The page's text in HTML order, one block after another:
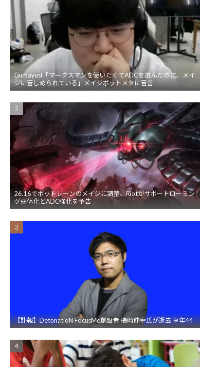
Gumayusi「マークスマンを使いたくてADCを選んだのに、メイ
ジに苦しめられている」メイジボットメタに苦言
26.16でボットレーンのメイジに調整、Riotがサポートローミン
グ弱体化とADC強化を予告
【訃報】DetonatioN FocusMe創設者 梅崎伸幸氏が逝去 享年44